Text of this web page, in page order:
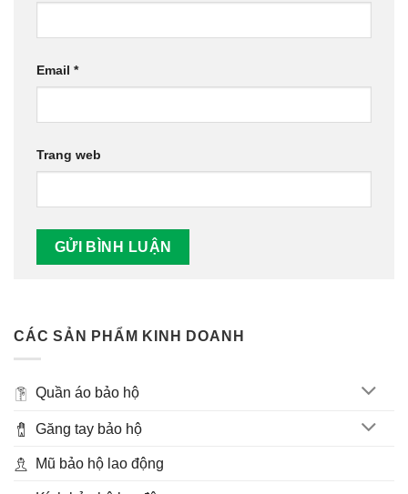
Email *
Trang web
CÁC SẢN PHẨM KINH DOANH
Quần áo bảo hộ
Găng tay bảo hộ
Mũ bảo hộ lao động